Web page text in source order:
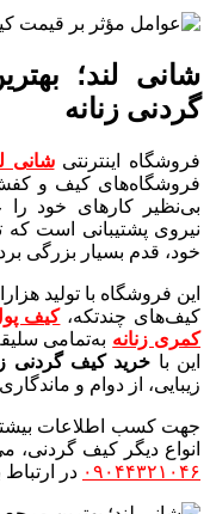
شانی ‌لند؛
گردنی زنانه
فروشگاه اینترنتیشانی‌
فروشگاه‌های کیف و
بی‌نظیر کارهای خود
نیروی پشتیبانی است
خود، قدم بسیار بزرگی
این فروشگاه با تولید
کیف‌های چندتکه،کیف
کمری زنانه به‌تمامی
این با خرید کیف گردنی
زیبایی، از دوام و
جهت کسب اطلاعات
انواع دیگر کیف گردنی،
۰۹۰۴۴۳۲۱۰۴۶ در ارتباط